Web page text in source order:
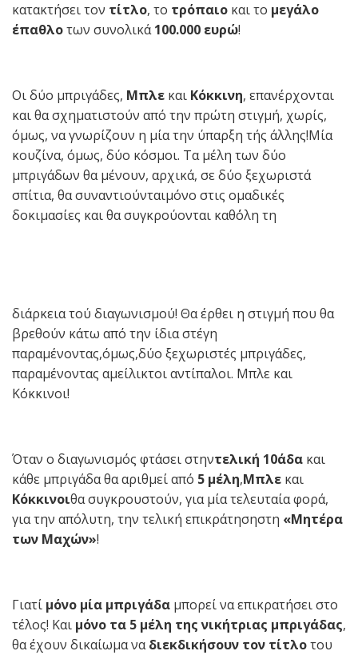
κατακτήσει τον τίτλο, το τρόπαιo και το μεγάλο
έπαθλοτων συνολικά100.000 ευρώ!
Οι δύο μπριγάδες, Μπλε και Κόκκινη, επανέρχονται
και θα σχηματιστούν από την πρώτη στιγμή, χωρίς,
όμως, να γνωρίζουν η μία την ύπαρξη τής άλλης!Μία
κουζίνα, όμως, δύο κόσμοι. Τα μέλη των δύο
μπριγάδων θα μένουν, αρχικά, σε δύο ξεχωριστά
σπίτια, θα συναντιούνταιμόνο στις ομαδικές
δοκιμασίες και θα συγκρούονται καθ΄όλη τη
διάρκεια τού διαγωνισμού! Θα έρθει η στιγμή που θα
βρεθούν κάτω από την ίδια στέγη
παραμένοντας,όμως,δύο ξεχωριστές μπριγάδες,
παραμένοντας αμείλικτοι αντίπαλοι. Μπλε και
Κόκκινοι!
Όταν ο διαγωνισμός φτάσει στηντελική 10άδα και
κάθε μπριγάδα θα αριθμεί από 5 μέλη,Μπλε και
Κόκκινοιθα συγκρουστούν, για μία τελευταία φορά,
για την απόλυτη, την τελική επικράτησηστη «Μητέρα
των Μαχών»!
Γιατί μόνο μία μπριγάδα μπορεί να επικρατήσει στο
τέλος! Και μόνο τα 5 μέλη της νικήτριας μπριγάδας,
θα έχουν δικαίωμα ναδιεκδικήσουν τον τίτλοτου